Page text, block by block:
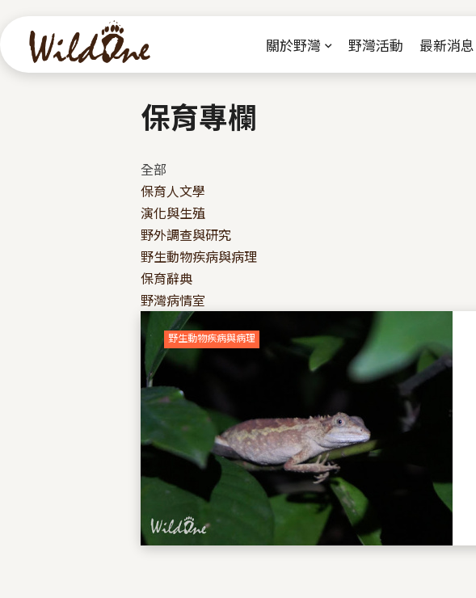
關於野灣 野灣活動 最新消息
保育專欄
全部
保育人文學
演化與生殖
野外調查與研究
野生動物疾病與病理
保育辭典
野灣病情室
野生動物疾病與病理